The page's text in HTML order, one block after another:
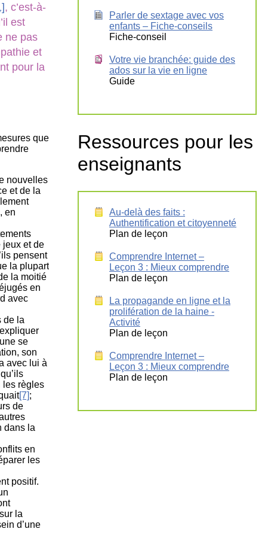
, c’est-à-
est
ne pas
et
pour la
que
nouvelles
et de la
en
jeux et de
pensent
la plupart
la moitié
en
avec
de la
se
son
avec lui à
les règles
[7];
de
dans la
en
les
positif.
la
d’une
Parler de sextage avec vos
enfants – Fiche-conseils
Fiche-conseil
Votre vie branchée: guide des
ados sur la vie en ligne
Guide
Ressources pour les
enseignants
Au-delà des faits :
Authentification et citoyenneté
Plan de leçon
Comprendre Internet –
Leçon 3 : Mieux comprendre
Plan de leçon
La propagande en ligne et la
prolifération de la haine -
Activité
Plan de leçon
Comprendre Internet –
Leçon 3 : Mieux comprendre
Plan de leçon